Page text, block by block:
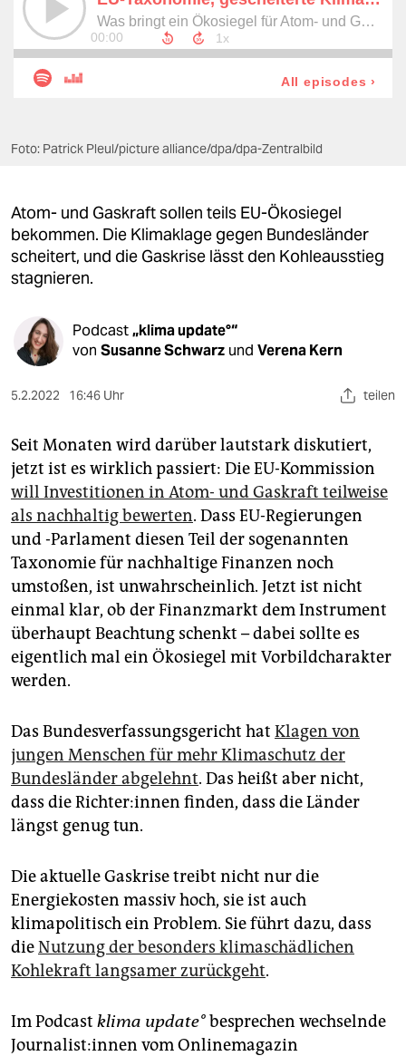
nord
wahrheit
verlag
shop
fragen & hilfe
abo
Foto: Patrick Pleul/picture alliance/dpa/dpa-Zentralbild
Atom- und Gaskraft sollen teils EU-Ökosiegel
bekommen. Die Klimaklage gegen Bundesländer
scheitert, und die Gaskrise lässt den Kohleausstieg
stagnieren.
Podcast„klima update°“
von Susanne Schwarz und Verena Kern
5.2.2022 16:46 Uhr teilen
Seit Monaten wird darüber lautstark diskutiert,
jetzt ist es wirklich passiert: Die EU-Kommission
will Investitionen in Atom- und Gaskraft teilweise
als nachhaltig bewerten. Dass EU-Regierungen
und -Parlament diesen Teil der sogenannten
Taxonomie für nachhaltige Finanzen noch
umstoßen, ist unwahrscheinlich. Jetzt ist nicht
einmal klar, ob der Finanzmarkt dem Instrument
überhaupt Beachtung schenkt – dabei sollte es
eigentlich mal ein Ökosiegel mit Vorbildcharakter
werden.
Das Bundesverfassungsgericht hat Klagen von
jungen Menschen für mehr Klimaschutz der
Bundesländer abgelehnt. Das heißt aber nicht,
dass die Rich­te­r:in­nen finden, dass die Länder
längst genug tun.
Die aktuelle Gaskrise treibt nicht nur die
Energiekosten massiv hoch, sie ist auch
klimapolitisch ein Problem. Sie führt dazu, dass
dieNutzung der besonders klimaschädlichen
Kohlekraft langsamer zurückgeht.
Im Podcast klima update°besprechen wechselnde
Jour­na­lis­t:in­nen vom Onlinemagazin